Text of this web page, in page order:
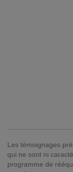
Les témoignages
qui ne sont ni
programme de